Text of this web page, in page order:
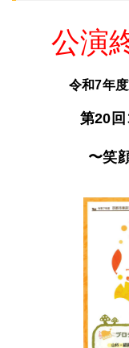
公演
令和7年
第20
〜笑